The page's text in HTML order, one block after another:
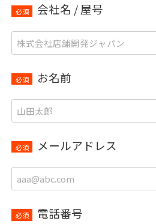
必須 会社名 / 屋号
必須 お名前
必須 メールアドレス
必須 電話番号